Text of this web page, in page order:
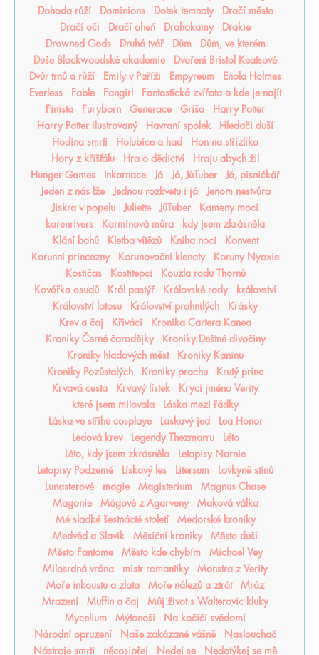
Dohoda růží
Dominions Dotek temnoty
Dračí město
Dračí oči
Dračí oheň Drahokamy
Drakie
Drowned Gods
Druhá tvář Dům
Dům, ve kterém
Duše Blackwoodské akademie
Dvoření Bristol Keatsové
Dvůr trnů a růží
Emily v Paříži Empyreum
Enola Holmes
Everless
Fable Fangirl
Fantastická zvířata a kde je najít
Finista
Furyborn Generace Griša
Harry Potter
Harry Potter ilustrovaný
Havraní spolek
Hledači duší
Hodina smrti
Holubice a had
Hon na střízlíka
Hory z křišťálu
Hra o dědictví
Hraju abych žil
Hunger Games
Inkarnace Já Já, JůTuber
Já, pisničkář
Jeden z nás lže
Jednou rozkvetu i já
Jenom nestvůra
Jiskra v popelu
Juliette JůTuber
Kameny moci
karenrivers
Karmínová můra
kdy jsem zkrásněla
Klání bohů
Kletba vítězů Kniha noci
Konvent
Korunní princezny
Korunovační klenoty
Koruny Nyaxie
Kostičas
Kostitepci
Kouzla rodu Thornů
Kovářka osudů
Král pastýř Královské rody
království
Království lotosu
Království prohnilých
Krásky
Krev a čaj
Křiváci
Kronika Cartera Kanea
Kroniky Černé čarodějky
Kroniky Deštné divočiny
Kroniky hladových měst
Kroniky Kaninu
Kroniky Pozůstalých
Kroniky prachu
Krutý princ
Krvavá cesta
Krvavý lístek
Krycí jméno Verity
které jsem milovala
Láska mezi řádky
Láska ve střihu cosplaye
Laskavý jed
Lea Honor
Ledová krev
Legendy Thezmarru
Léto
Léto, kdy jsem zkrásněla
Letopisy Narnie
Letopisy Podzemě
Lískový les Litersum
Lovkyně stínů
Lunasterové
magie Magisterium
Magnus Chase
Magonie
Mágové z Agarveny
Maková válka
Mé sladké šestnácté století
Medorské kroniky
Medvěd a Slavík
Měsíční kroniky
Město duší
Město Fantome
Město kde chybím
Michael Vey
Milosrdná vrána
mistr romantiky
Monstra z Verity
Moře inkoustu a zlata
Moře nálezů a ztrát
Mráz
Mrazení
Muffin a čaj
Můj život s Walterovic kluky
Mycelium
Mýtonoši
Na kočičí svědomí
Národní opruzení
Naše zakázané vášně
Naslouchač
Nástroje smrti
něcosipřej Nedej se Nedotýkej se mě